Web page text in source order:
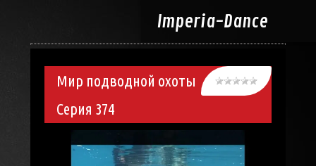
Imperia-Dance
Мир подводной охоты
Серия 374